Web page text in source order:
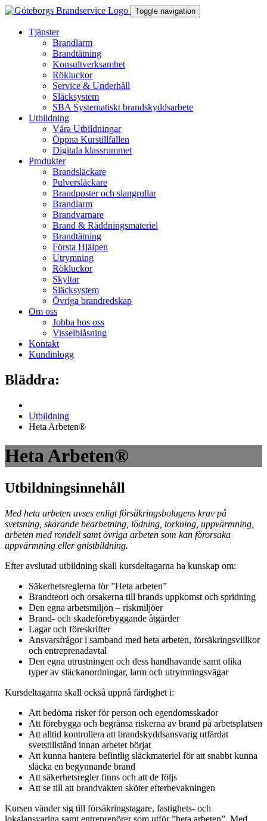
Toggle navigation
Tjänster
Brandlarm
Brandtätning
Konsultverksamhet
Rökluckor
Service & Underhåll
Släcksystem
SBA Systematiskt brandskyddsarbete
Utbildning
Våra Utbildningar
Öppna Kurstillfällen
Digitala klassrummet
Produkter
Brandsläckare
Pulversläckare
Brandposter och slangrullar
Brandlarm
Brandvarnare
Brand & Räddningsmateriel
Brandtätning
Första Hjälpen
Utrymning
Rökluckor
Skyltar
Släcksystem
Övriga brandredskap
Om oss
Jobba hos oss
Visselblåsning
Kontakt
Kundinlogg
Bläddra:
Utbildning
Heta Arbeten®
Heta Arbeten®
Utbildningsinnehåll
Med heta arbeten avses enligt försäkringsbolagens krav på
svetsning, skärande bearbetning, lödning, torkning, uppvärmning,
arbeten med rondell samt övriga arbeten som kan förorsaka
uppvärmning eller gnistbildning.
Efter avslutad utbildning skall kursdeltagarna ha kunskap om:
Säkerhetsreglerna för ”Heta arbeten”
Brandteori och orsakerna till brands uppkomst och spridning
Den egna arbetsmiljön – riskmiljöer
Brand- och skadeförebyggande åtgärder
Lagar och föreskrifter
Ansvarsfrågor i samband med heta arbeten, försäkringsvillkor
och entreprenadavtal
Den egna utrustningen och dess handhavande samt olika
typer av släckanordningar, larm och utrymningsvägar
Kursdeltagarna skall också uppnå färdighet i:
Att bedöma risker för person och egendomsskador
Att förebygga och begränsa riskerna av brand på arbetsplatsen
Att alltid kontrollera att brandskyddsansvarig utfärdat
svetstillstånd innan arbetet börjat
Att kunna hantera befintlig släckmateriel för att snabbt kunna
släcka en begynnande brand
Att säkerhetsregler finns och att de följs
Att se till att brandvakten sköter efterbevakningen
Kursen vänder sig till försäkringstagare, fastighets- och
lokalansvariga samt entreprenörer som utför ”heta arbeten”. Med